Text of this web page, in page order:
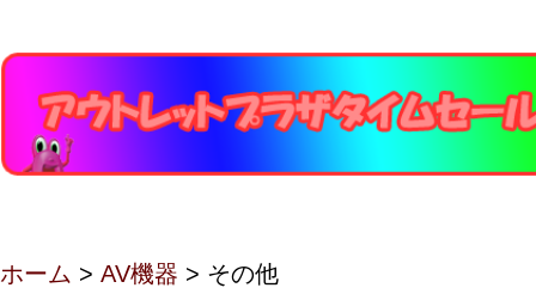
ホーム > AV機器 > その他